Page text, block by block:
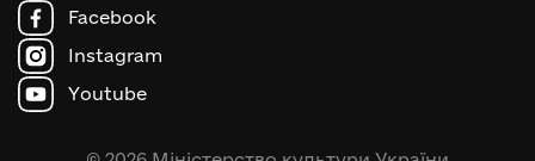
Facebook
Instagram
Youtube